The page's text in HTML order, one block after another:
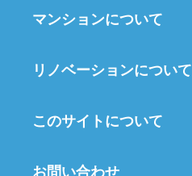
マンションについて
リノベーションについて
このサイトについて
お問い合わせ